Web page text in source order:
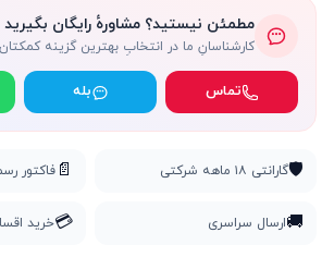
مطمئن نیستید؟ مشاورهٔ رایگان بگیرید
کارشناسانِ ما در انتخابِ بهترین گزینه
تماس بله
🛡️گارانتی ۱۸ ماهه شرکتی 📄 فاکتور
🚚ارسال سراسری 💳خرید